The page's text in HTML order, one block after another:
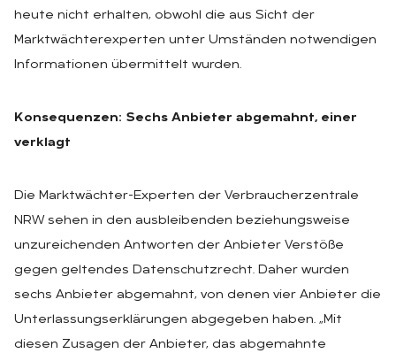
heute nicht erhalten, obwohl die aus Sicht der
Marktwächterexperten unter Umständen notwendigen
Informationen übermittelt wurden.
Konsequenzen: Sechs Anbieter abgemahnt, einer
verklagt
Die Marktwächter-Experten der Verbraucherzentrale
NRW sehen in den ausbleibenden beziehungsweise
unzureichenden Antworten der Anbieter Verstöße
gegen geltendes Datenschutzrecht. Daher wurden
sechs Anbieter abgemahnt, von denen vier Anbieter die
Unterlassungserklärungen abgegeben haben. „Mit
diesen Zusagen der Anbieter, das abgemahnte